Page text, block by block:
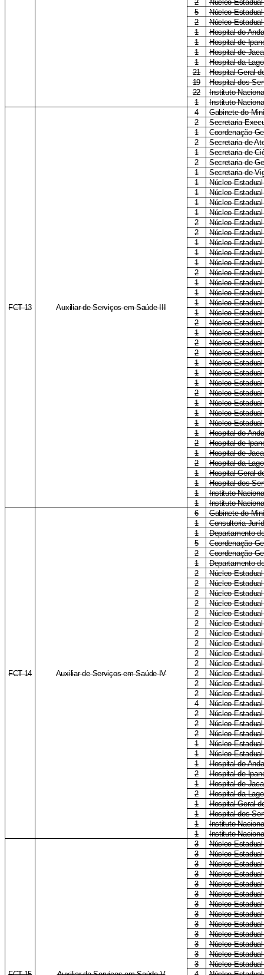
2
Núcleo
5
Núcleo
2
Núcleo
1
Hospital do
1
Hospital de
1
Hospital de
1
Hospital da
21
Hospital-Geral
19
Hospital dos
22
Instituto
1
Instituto
FCT-13 Auxiliar de Serviços em Saúde III
4
Gabinete do
2
Secretaria
1
Coordenação-
2
Secretaria de
1
Secretaria de
2
Secretaria de
1
Secretaria de
1
Núcleo
1
Núcleo
1
Núcleo
1
Núcleo
2
Núcleo
2
Núcleo
1
Núcleo
1
Núcleo
1
Núcleo
2
Núcleo
1
Núcleo
1
Núcleo
1
Núcleo
1
Núcleo
2
Núcleo
1
Núcleo
2
Núcleo
2
Núcleo
1
Núcleo
1
Núcleo
1
Núcleo
2
Núcleo
1
Núcleo
1
Núcleo
1
Núcleo
1
Hospital do
2
Hospital de
1
Hospital de
2
Hospital da
1
Hospital-Geral
1
Hospital dos
1
Instituto
1
Instituto
FCT-14 Auxiliar de Serviços em Saúde IV
6
Gabinete do
1
Consultoria
1
Departamento
5
Coordenação-
2
Coordenação-
1
Departamento
2
Núcleo
2
Núcleo
2
Núcleo
2
Núcleo
2
Núcleo
2
Núcleo
2
Núcleo
2
Núcleo
2
Núcleo
2
Núcleo
2
Núcleo
2
Núcleo
2
Núcleo
4
Núcleo
2
Núcleo
2
Núcleo
2
Núcleo
1
Núcleo
1
Núcleo
1
Hospital do
2
Hospital de
1
Hospital de
2
Hospital da
1
Hospital-Geral
1
Hospital dos
1
Instituto
1
Instituto
3
Núcleo
3
Núcleo
3
Núcleo
3
Núcleo
3
Núcleo
3
Núcleo
3
Núcleo
3
Núcleo
3
Núcleo
3
Núcleo
3
Núcleo
3
Núcleo
3
Núcleo